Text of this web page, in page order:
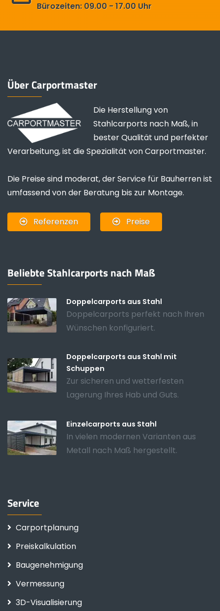
Bürozeiten: 09.00 - 17.00 Uhr
Über Carportmaster
Die Herstellung von
Stahlcarports nach Maß, in
bester Qualität und perfekter
Verarbeitung, ist die Spezialität von Carportmaster.
Die Preise sind moderat, der Service für Bauherren ist
umfassend von der Beratung bis zur Montage.
Referenzen Preise
Beliebte Stahlcarports nach Maß
Doppelcarports aus Stahl
Doppelcarports perfekt nach Ihren
Wünschen konfiguriert.
Doppelcarports aus Stahl mit
Schuppen
Zur sicheren und wetterfesten
Lagerung Ihres Hab und Guts.
Einzelcarports aus Stahl
In vielen modernen Varianten aus
Metall nach Maß hergestellt.
Service
Carportplanung
Preiskalkulation
Baugenehmigung
Vermessung
3D-Visualisierung